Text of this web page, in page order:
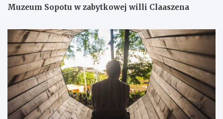
Muzeum Sopotu w zabytkowej willi Claaszena